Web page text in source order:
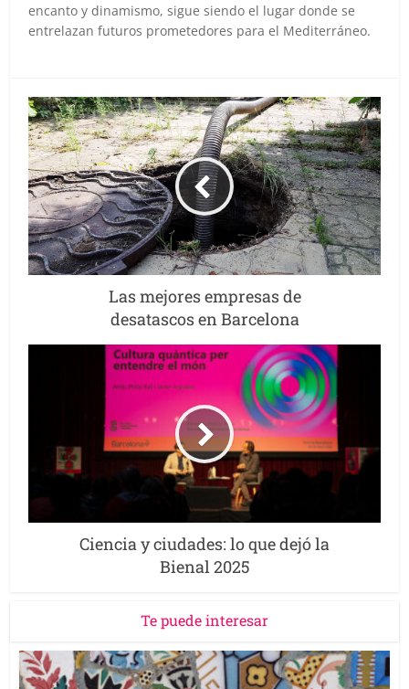
encanto y dinamismo, sigue siendo el lugar donde se
entrelazan futuros prometedores para el Mediterráneo.
Las mejores empresas de
desatascos en Barcelona
Ciencia y ciudades: lo que dejó la
Bienal 2025
Te puede interesar